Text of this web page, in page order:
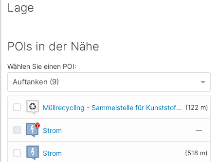
Lage
POIs in der Nähe
Wählen Sie einen POI:
Auftanken (9)
Müllrecycling - Sammelstelle für Kunststoff- und Metallmüll (122 m)
Strom —
Strom (518 m)